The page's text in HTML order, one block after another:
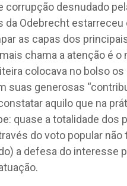
corrupção desnudado
da Odebrecht estarreceu
as capas dos
chama a atenção é o
colocava no bolso
suas generosas
aquilo que na
quase a totalidade dos
do voto popular não
a defesa do interesse